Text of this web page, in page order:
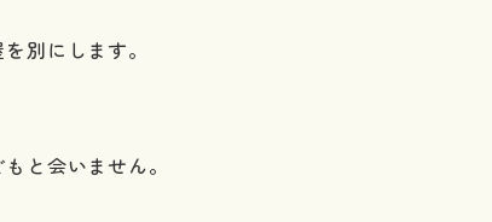
別にします。
と会いません。